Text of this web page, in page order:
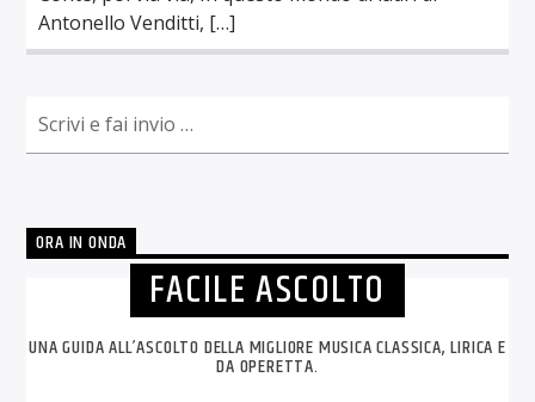
Antonello Venditti, […]
ORA IN ONDA
FACILE ASCOLTO
UNA GUIDA ALL’ASCOLTO DELLA MIGLIORE MUSICA CLASSICA, LIRICA E
DA OPERETTA.